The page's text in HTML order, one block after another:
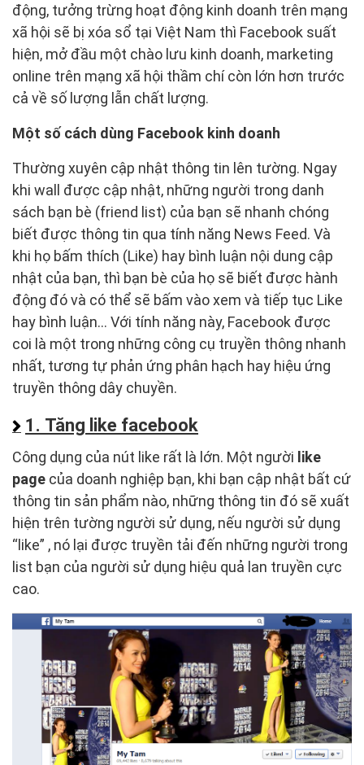
động, tưởng trừng hoạt động kinh doanh trên mạng
xã hội sẽ bị xóa sổ tại Việt Nam thì Facebook suất
hiện, mở đầu một chào lưu kinh doanh, marketing
online trên mạng xã hội thầm chí còn lớn hơn trước
cả về số lượng lẫn chất lượng.
Một số cách dùng Facebook kinh doanh
Thường xuyên cập nhật thông tin lên tường. Ngay
khi wall được cập nhật, những người trong danh
sách bạn bè (friend list) của bạn sẽ nhanh chóng
biết được thông tin qua tính năng News Feed. Và
khi họ bấm thích (Like) hay bình luận nội dung cập
nhật của bạn, thì bạn bè của họ sẽ biết được hành
động đó và có thể sẽ bấm vào xem và tiếp tục Like
hay bình luận... Với tính năng này, Facebook được
coi là một trong những công cụ truyền thông nhanh
nhất, tương tự phản ứng phân hạch hay hiệu ứng
truyền thông dây chuyền.
1. Tăng like facebook
Công dụng của nút like rất là lớn. Một người like
page của doanh nghiệp bạn, khi bạn cập nhật bất cứ
thông tin sản phẩm nào, những thông tin đó sẽ xuất
hiện trên tường người sử dụng, nếu người sử dụng
“like” , nó lại được truyền tải đến những người trong
list bạn của người sử dụng hiệu quả lan truyền cực
cao.